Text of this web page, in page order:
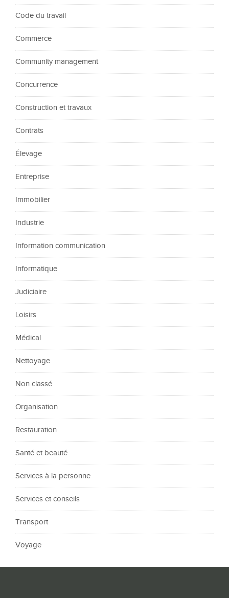
Code du travail
Commerce
Community management
Concurrence
Construction et travaux
Contrats
Élevage
Entreprise
Immobilier
Industrie
Information communication
Informatique
Judiciaire
Loisirs
Médical
Nettoyage
Non classé
Organisation
Restauration
Santé et beauté
Services à la personne
Services et conseils
Transport
Voyage